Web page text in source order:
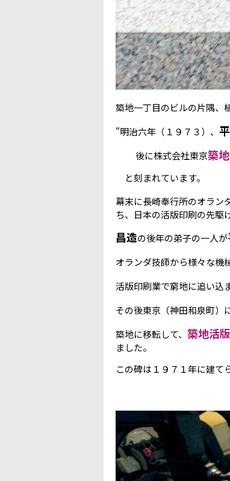
築地一丁目のビルの片隅、
"明治六年（１９７３）、
後に株式会社東京築
と刻まれています。
幕末に長崎奉行所のオラン
ち、日本の活版印刷の先駆
昌造の後年の弟子の一人が
オランダ技師から様々な機
活版印刷業で窮地に追い込
その後東京（神田和泉町）
築地に移転して、 築地活
ました。
この碑は１９７１年に建て